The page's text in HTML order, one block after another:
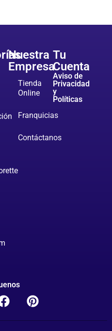
Nuestra
Empresa
Tienda
Online
Franquicias
Contáctanos
Tu
Cuenta
Aviso de
Privacidad
y
Políticas